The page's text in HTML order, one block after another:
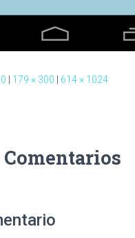
179 × 300 614 × 1024
Comentarios